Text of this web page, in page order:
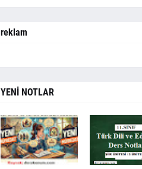
reklam
YENİ NOTLAR